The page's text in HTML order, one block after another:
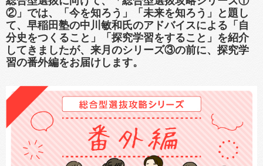
②」では、「今を知ろう」「未来を知ろう」と題し
て、早稲田塾の中川敏和氏のアドバイスによる「自
分史をつくること」「探究学習をすること」を紹介
してきましたが、来月のシリーズ③の前に、探究学
習の番外編をお届けします。